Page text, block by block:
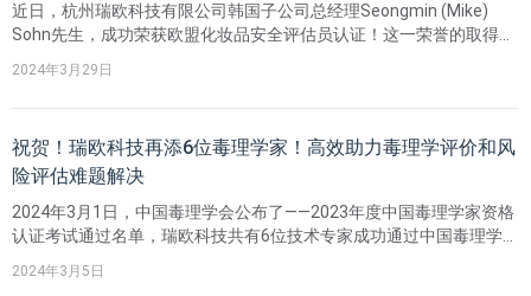
近日，杭州瑞欧科技有限公司韩国子公司总经理Seongmin (Mike)
Sohn先生，成功荣获欧盟化妆品安全评估员认证！这一荣誉的取得，
不仅彰显了Mike先生在化妆品安全评估领域的专业深度，更是进一步
提升了瑞欧科技及韩国子公司在全球合规服务领域的核心竞争力。
2024年3月29日
祝贺！瑞欧科技再添6位毒理学家！高效助力毒理学评价和风
险评估难题解决
2024年3月1日，中国毒理学会公布了——2023年度中国毒理学家资格
认证考试通过名单，瑞欧科技共有6位技术专家成功通过中国毒理学家
资质认证！未来我们也将通过专业且高效的服务为各行业企业解决毒
理学评价和风险评估难题，以大大提升企业产品在全球范围内的合规
2024年3月5日